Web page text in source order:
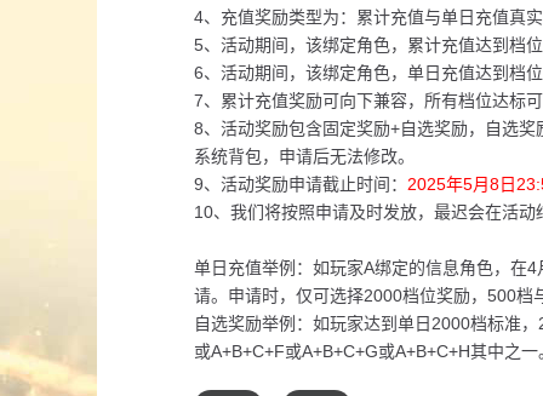
4、充值奖励类型为：累计充值与单日充值真
5、活动期间，该绑定角色，累计充值达到档
6、活动期间，该绑定角色，单日充值达到档
7、累计充值奖励可向下兼容，所有档位达标
8、活动奖励包含固定奖励+自选奖励，自选
系统背包，申请后无法修改。
9、活动奖励申请截止时间： 2025年5月8日
10、我们将按照申请及时发放，最迟会在活
单日充值举例：如玩家A绑定的信息角色，在
请。申请时，仅可选择2000档位奖励，500档
自选奖励举例：如玩家达到单日2000档标准
或A+B+C+F或A+B+C+G或A+B+C+H其中之一